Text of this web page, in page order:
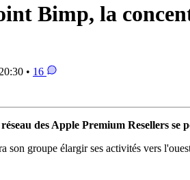
Bimp, la
• 16
des Apple Premium Resellers se
son groupe élargir ses activités vers